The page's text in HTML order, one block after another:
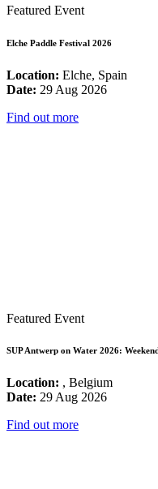
Featured Event
Elche Paddle Festival 2026
Location: Elche, Spain
Date: 29 Aug 2026
Find out more
Featured Event
SUP Antwerp on Water 2026:
Location: , Belgium
Date: 29 Aug 2026
Find out more